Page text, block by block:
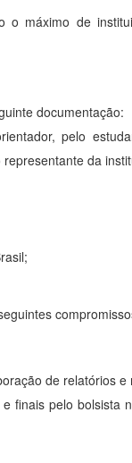
máximo de
documentação:
pelo
da
de relatórios
finais pelo bolsista